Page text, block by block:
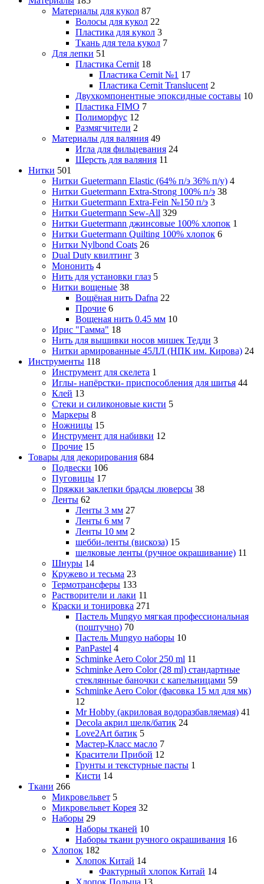
Материалы для кукол 87
Волосы для кукол 22
Пластика для кукол 3
Ткань для тела кукол 7
Для лепки 51
Пластика Cernit 18
Пластика Cernit №1 17
Пластика Cernit Translucent 2
Двухкомпонентные эпоксидные составы 10
Пластика FIMO 7
Полиморфус 12
Размягчители 2
Материалы для валяния 49
Игла для фильцевания 24
Шерсть для валяния 11
Нитки 501
Нитки Guetermann Elastic (64% п/э 36% п/у) 4
Нитки Guetermann Extra-Strong 100% п/э 38
Нитки Guetermann Extra-Fein №150 п/э 3
Нитки Guetermann Sew-All 329
Нитки Guetermann джинсовые 100% хлопок 1
Нитки Guetermann Quilting 100% хлопок 6
Нитки Nylbond Coats 26
Dual Duty квилтинг 3
Мононить 4
Нить для установки глаз 5
Нитки вощеные 38
Вощёная нить Dafna 22
Прочие 6
Вощеная нить 0.45 мм 10
Ирис "Гамма" 18
Нить для вышивки носов мишек Тедди 3
Нитки армированные 45ЛЛ (НПК им. Кирова) 24
Инструменты 118
Инструмент для скелета 1
Иглы- напёрстки- приспособления для шитья 44
Клей 13
Стеки и силиконовые кисти 5
Маркеры 8
Ножницы 15
Инструмент для набивки 12
Прочие 15
Товары для декорирования 684
Подвески 106
Пуговицы 17
Пряжки заклепки брадсы люверсы 38
Ленты 62
Ленты 3 мм 27
Ленты 6 мм 7
Ленты 10 мм 2
шебби-ленты (вискоза) 15
шелковые ленты (ручное окрашивание) 11
Шнуры 14
Кружево и тесьма 23
Термотрансферы 133
Растворители и лаки 11
Краски и тонировка 271
Пастель Mungyo мягкая профессиональная
(поштучно) 70
Пастель Mungyo наборы 10
PanPastel 4
Schminke Aero Color 250 ml 11
Schminke Aero Color (28 ml) стандартные
стеклянные баночки с капельницами 59
Schminke Aero Color (фасовка 15 мл для мк)
12
Mr Hobby (акриловая водоразбавляемая) 41
Decola акрил шелк/батик 24
Love2Art батик 5
Мастер-Класс масло 7
Красители Прибой 12
Грунты и текстурные пасты 1
Кисти 14
Ткани 266
Микровельвет 5
Микровельвет Корея 32
Наборы 29
Наборы тканей 10
Наборы ткани ручного окрашивания 16
Хлопок 182
Хлопок Китай 14
Фактурный хлопок Китай 14